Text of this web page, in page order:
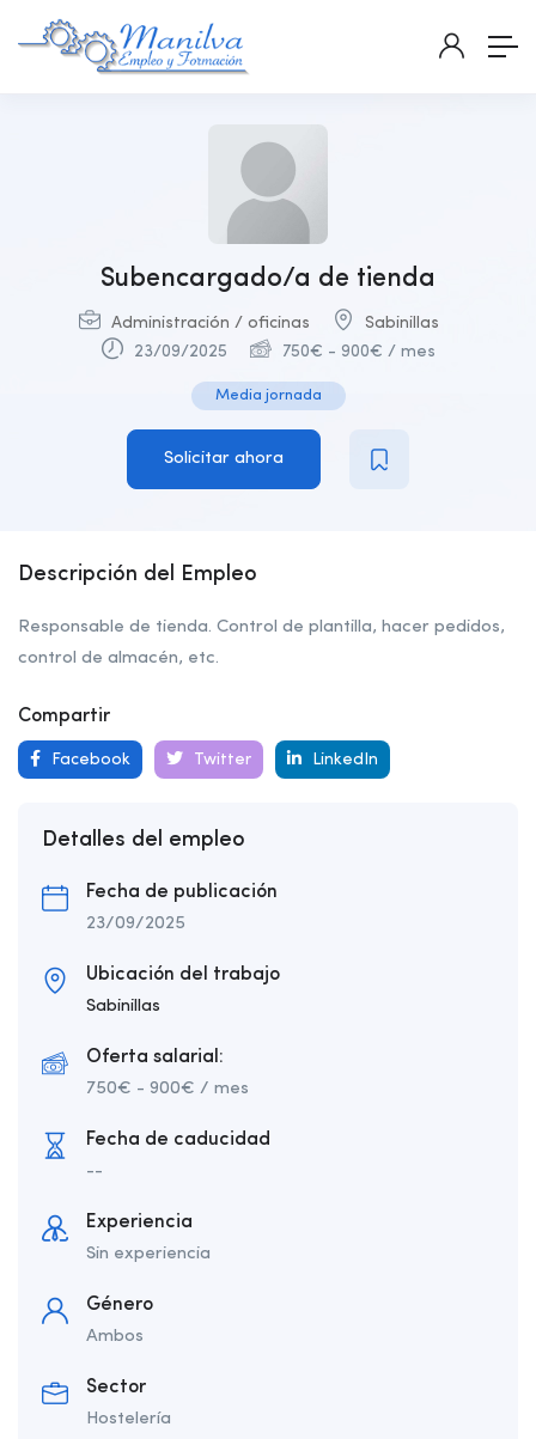
Subencargado/a de tienda
Administración / oficinas
Sabinillas
23/09/2025
750€ - 900€ / mes
Media jornada
Solicitar ahora
Descripción del Empleo
Responsable de tienda. Control de plantilla, hacer pedidos,
control de almacén, etc.
Compartir
Facebook Twitter LinkedIn
Detalles del empleo
Fecha de publicación
23/09/2025
Ubicación del trabajo
Sabinillas
Oferta salarial:
750€ - 900€ / mes
Fecha de caducidad
--
Experiencia
Sin experiencia
Género
Ambos
Sector
Hostelería